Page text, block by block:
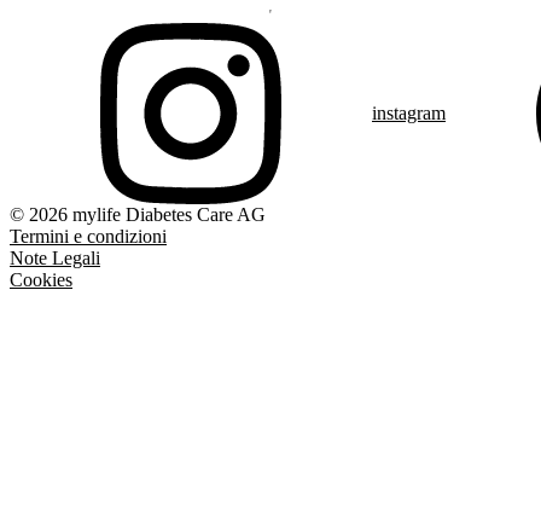
instagram
© 2026 mylife Diabetes Care AG
Termini e condizioni
Note Legali
Cookies